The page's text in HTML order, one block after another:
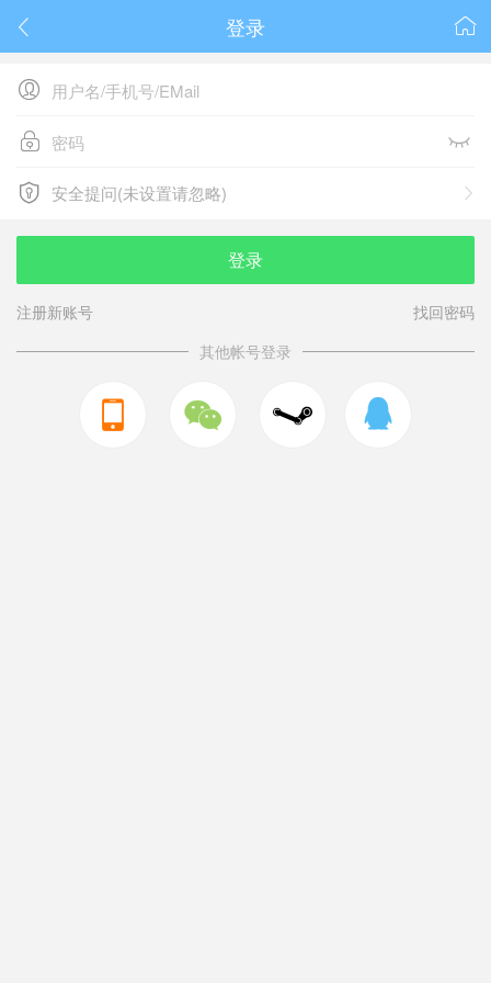
 
登录

 
 
安全提问(未设置请忽略)
安全提问(未设置请忽略)
登录
注册新账号
找回密码
其他帐号登录
  